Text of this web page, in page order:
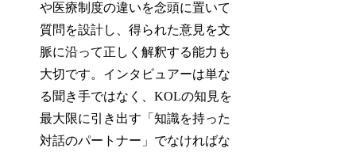
や医療制度の違いを念頭に置いて
質問を設計し、得られた意見を文
脈に沿って正しく解釈する能力も
大切です。インタビュアーは単な
る聞き手ではなく、KOLの知見を
最大限に引き出す「知識を持った
対話のパートナー」でなければな